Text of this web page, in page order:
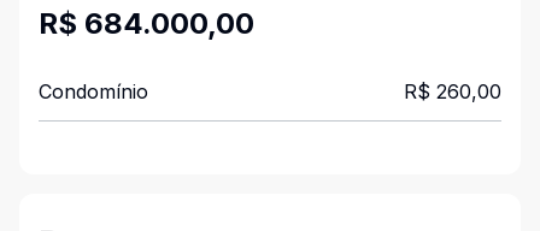
R$ 684.000,00
Condomínio R$ 260,00